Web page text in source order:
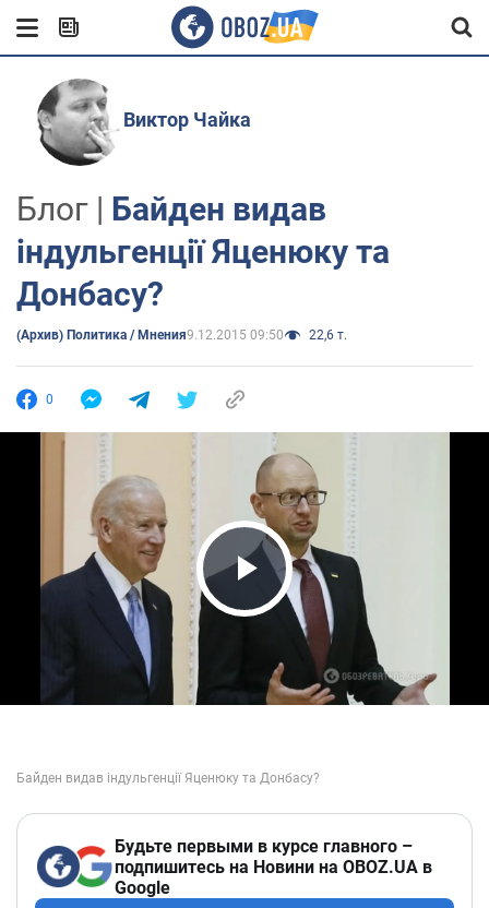
Виктор Чайка
Блог | Байден видав
індульгенції Яценюку та
Донбасу?
(Архив) Политика / Мнения9.12.2015 09:50 22,6 т.
0
Play Video
Будьте первыми в курсе главного –
подпишитесь на Новини на OBOZ.UA в
Google